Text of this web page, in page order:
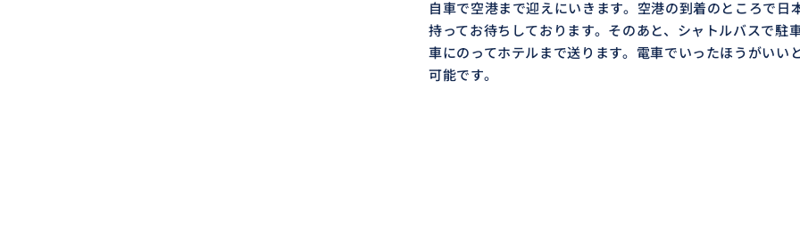
自車で空港まで迎えにいきます。空港の到着のところで日
持ってお待ちしております。そのあと、シャトルバスで駐
車にのってホテルまで送ります。電車でいったほうがいい
可能です。